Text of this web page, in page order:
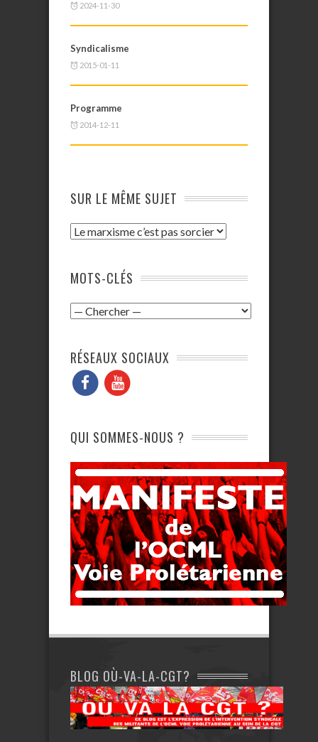
2024-11-30
Syndicalisme
2015-01-11
Programme
2014-12-11
SUR LE MÊME SUJET
MOTS-CLÉS
RÉSEAUX SOCIAUX
QUI SOMMES-NOUS ?
BLOG OÙ-VA-LA-CGT?